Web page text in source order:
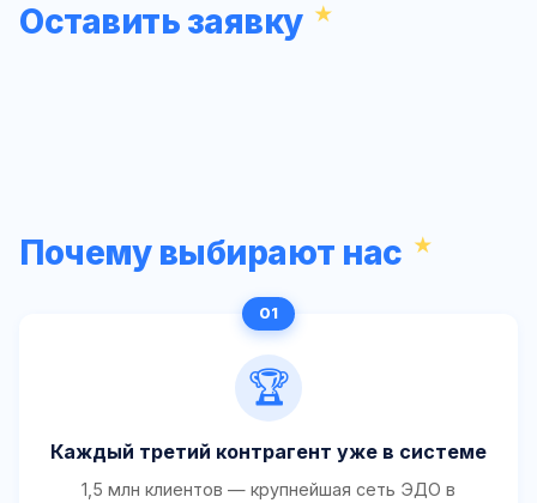
Оставить заявку
Почему выбирают нас
🏆
Каждый третий контрагент уже в системе
1,5 млн клиентов — крупнейшая сеть ЭДО в